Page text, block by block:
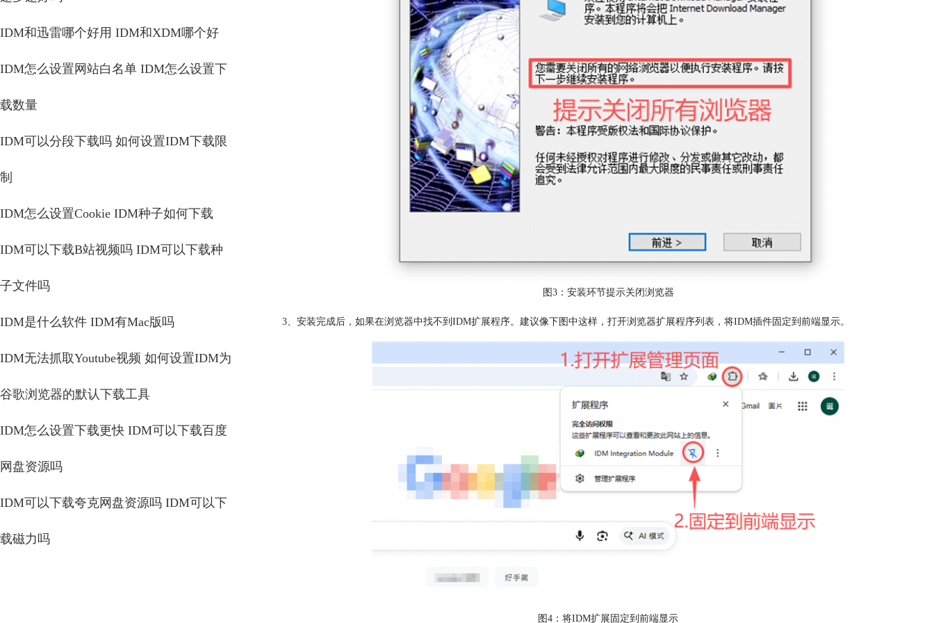
IDM和迅雷哪个好用 IDM和XDM哪个好
IDM怎么设置网站白名单 IDM怎么设置下
载数量
IDM可以分段下载吗 如何设置IDM下载限
制
IDM怎么设置Cookie IDM种子如何下载
IDM可以下载B站视频吗 IDM可以下载种
子文件吗
IDM是什么软件 IDM有Mac版吗
IDM无法抓取Youtube视频 如何设置IDM为
谷歌浏览器的默认下载工具
IDM怎么设置下载更快 IDM可以下载百度
网盘资源吗
IDM可以下载夸克网盘资源吗 IDM可以下
载磁力吗
图3：安装环节提示关闭浏览器
3、安装完成后，如果在浏览器中找不到IDM扩展程序。建议像下图中这样，打开浏览器扩展程序列表，将IDM插件固定到前端显示。
图4：将IDM扩展固定到前端显示